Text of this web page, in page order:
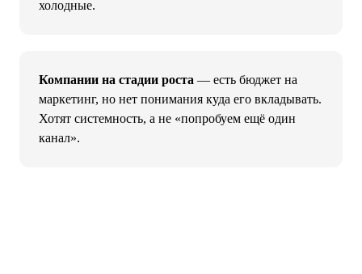
холодные.
Компании на стадии роста — есть бюджет на
маркетинг, но нет понимания куда его вкладывать.
Хотят системность, а не «попробуем ещё один
канал».